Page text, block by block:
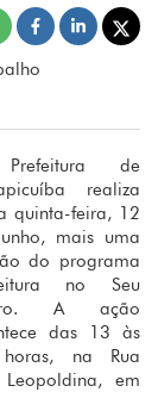
de
realiza
quinta-feira, 12
mais uma
do programa
no Seu
A ação
das 13 às
na Rua
Leopoldina, em